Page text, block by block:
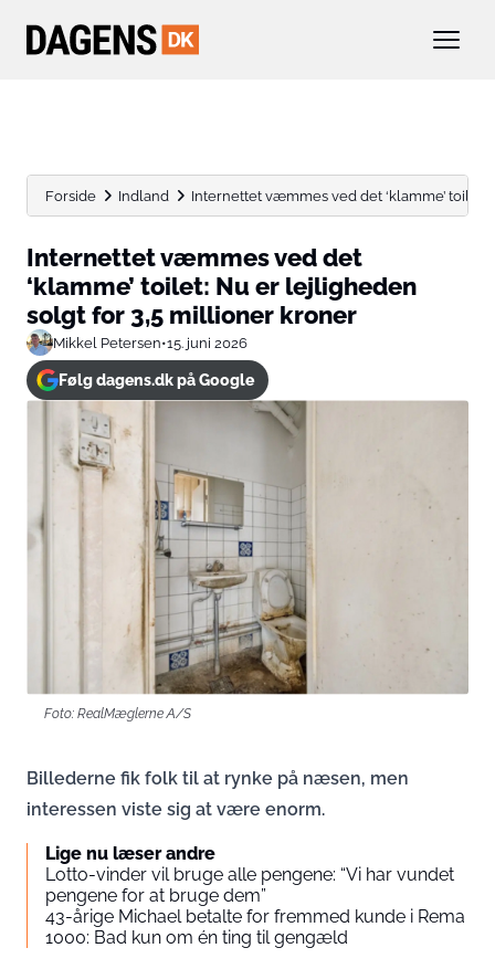
Forside Indland Internettet væmmes ved det ‘klamme’ toilet:
Internettet væmmes ved det
‘klamme’ toilet: Nu er lejligheden
solgt for 3,5 millioner kroner
Mikkel Petersen•15. juni 2026
Følg dagens.dk på Google
Foto: RealMæglerne A/S
Billederne fik folk til at rynke på næsen, men
interessen viste sig at være enorm.
Lige nu læser andre
Lotto-vinder vil bruge alle pengene: “Vi har vundet
pengene for at bruge dem”
43-årige Michael betalte for fremmed kunde i Rema
1000: Bad kun om én ting til gengæld